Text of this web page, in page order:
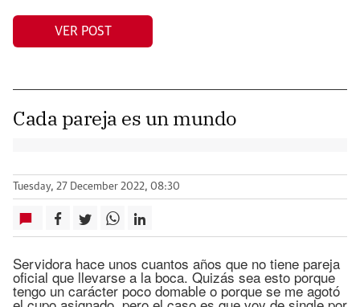
VER POST
Cada pareja es un mundo
Tuesday, 27 December 2022, 08:30
Servidora hace unos cuantos años que no tiene pareja
oficial que llevarse a la boca. Quizás sea esto porque
tengo un carácter poco domable o porque se me agotó